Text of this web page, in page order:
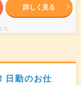
詳しく見る
ス
日勤のお仕